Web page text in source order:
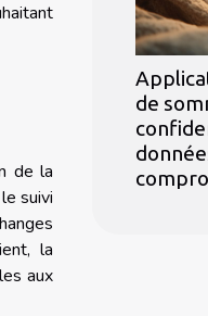
de la
suivi
la
aux
de